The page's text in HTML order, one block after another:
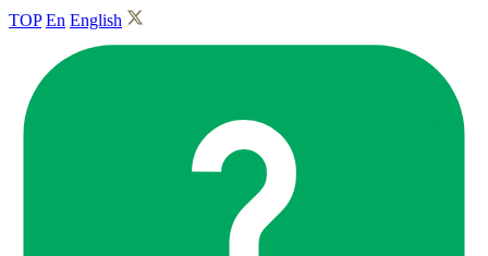
TOP En English